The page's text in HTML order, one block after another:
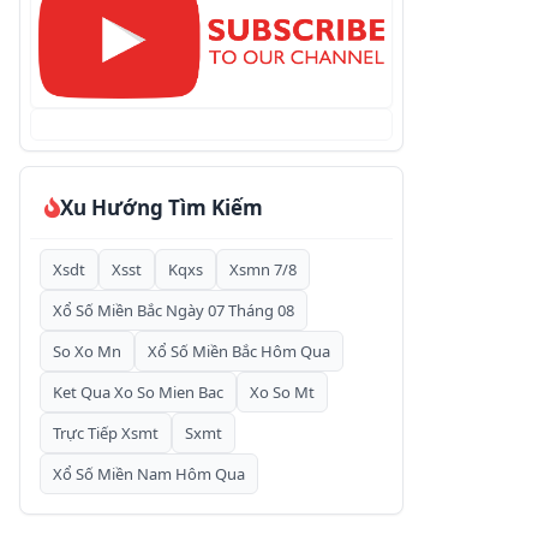
🐸 (Con Ếch) 24 64
🐢(Con Rùa)
🐓(Con Gà)
🐍 (Con Lươn) 29
🐟(Cá Đen)
🦐(Con Tôm)
Xu Hướng Tìm Kiếm
Xsdt Xsst Kqxs
Xsmn 7/8
Xổ Số Miền Bắc Ngày 07 Tháng 08
So Xo Mn
Xổ Số Miền Bắc Hôm Qua
Ket Qua Xo So Mien Bac
Xo So Mt
Trực Tiếp Xsmt
Sxmt
Xổ Số Miền Nam Hôm Qua